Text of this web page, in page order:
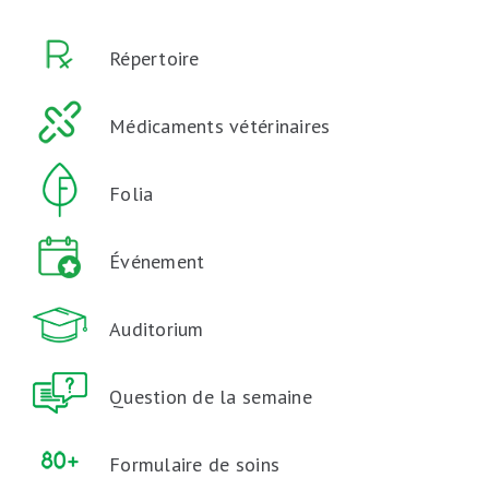
Répertoire
Médicaments vétérinaires
Folia
Événement
Auditorium
Question de la semaine
Formulaire de soins